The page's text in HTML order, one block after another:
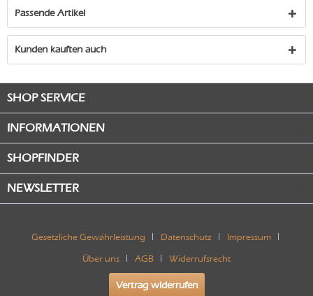
Passende Artikel
Kunden kauften auch
SHOP SERVICE
INFORMATIONEN
SHOPFINDER
NEWSLETTER
Gesetzliche Gewährleistung Datenschutz Impressum
Über uns AGB Widerrufsrecht
Vertrag widerrufen